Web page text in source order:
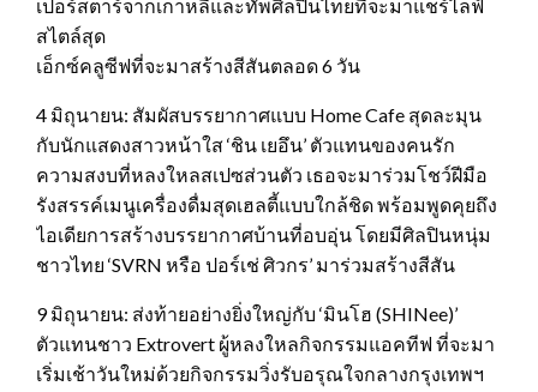
เปอร์สตาร์จากเกาหลีและทัพศิลปินไทยที่จะมาแชร์ไลฟ์
สไตล์สุด
เอ็กซ์คลูซีฟที่จะมาสร้างสีสันตลอด 6 วัน
4 มิถุนายน: สัมผัสบรรยากาศแบบ Home Cafe สุดละมุน
กับนักแสดงสาวหน้าใส ‘ชิน เยอึน’ ตัวแทนของคนรัก
ความสงบที่หลงใหลสเปซส่วนตัว เธอจะมาร่วมโชว์ฝีมือ
รังสรรค์เมนูเครื่องดื่มสุดเฮลตี้แบบใกล้ชิด พร้อมพูดคุยถึง
ไอเดียการสร้างบรรยากาศบ้านที่อบอุ่น โดยมีศิลปินหนุ่ม
ชาวไทย ‘SVRN หรือ ปอร์เช่ ศิวกร’ มาร่วมสร้างสีสัน
9 มิถุนายน: ส่งท้ายอย่างยิ่งใหญ่กับ ‘มินโฮ (SHINee)’
ตัวแทนชาว Extrovert ผู้หลงใหลกิจกรรมแอคทีฟ ที่จะมา
เริ่มเช้าวันใหม่ด้วยกิจกรรมวิ่งรับอรุณใจกลางกรุงเทพฯ